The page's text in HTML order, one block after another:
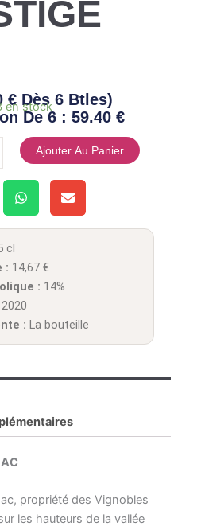
€ Dès 6 Btles)
De 6 :59.40 €
en stockCHATEAU DE CENAC
Ajouter Au Panier
cl
: 14,67€
: 14%
2020
: La bouteille
propriété des Vignobles
les hauteurs de la vallée